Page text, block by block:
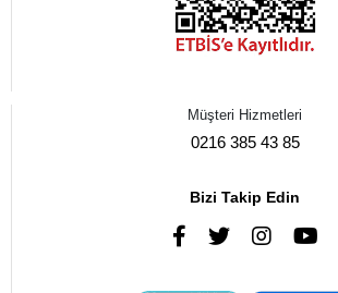
Müşteri Hizmetleri
0216 385 43 85
Bizi Takip Edin